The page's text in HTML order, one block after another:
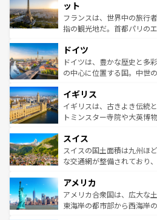
なお、新着のイタリア情報は
しい。
れる闘牛、そして美味しい
る。首都マドリードの洗練
アートに溢れた街角から、
せる。地方によって風土や
ンテンツ一覧を参照してほ
ット
フランスは、世界中の旅行
指の観光地だ。首都パリの
で、幅広い魅力が詰まって
聖堂、美しいビーチ、そし
から魅了する。また、フラ
いる。シャンパンの発祥地
香り高いラベンダー畑など
らに、パリ以外の地域にも
れる地方に足を運ぶとそれ
きるだろう。 なお、
を参照してほしい。
ドイツ
ドイツは、豊かな歴史と多
の中心に位置する国。中世
顔を持つこの国は、どこを
ルリンの文化的活気、バイ
してライン川沿いのワイン
は、お酒好きな人にはぜひ体験して
ドイツ情報はコンテンツ一覧
イギリス
イギリスは、古きよき伝統
トミンスター寺院や大英博
リアごとに異なる魅力があ
ティー、ビール好きにはた
戦など、本場だからこそで
ンツ一覧を参照してほしい。
スイス
スイスの国土面積は九州ほ
な交通網が整備されており
の建物がそのまま残る町や
博物館もあり、アルプス観
ことができる。国民の所得
アメリカ
アメリカ合衆国は、広大な
東海岸の都市部から西海岸